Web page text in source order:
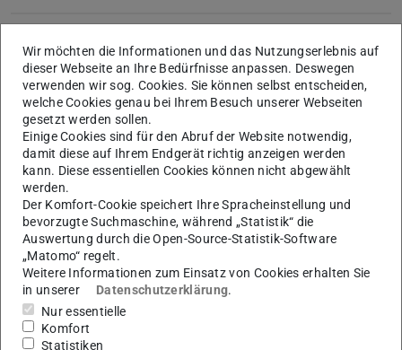
Ausleihberechtigung
Bücher verlängern
Initialpasswort für Athene-Karten
Initialpasswort für ULB-Karten
ULB-Karte
Verlust des Bibliotheksausweises
Verlängerung der Leihfrist
Wir möchten die Informationen und das Nutzungserlebnis auf
dieser Webseite an Ihre Bedürfnisse anpassen. Deswegen
verwenden wir sog. Cookies. Sie können selbst entscheiden,
welche Cookies genau bei Ihrem Besuch unserer Webseiten
gesetzt werden sollen.
Einige Cookies sind für den Abruf der Website notwendig,
damit diese auf Ihrem Endgerät richtig anzeigen werden
kann. Diese essentiellen Cookies können nicht abgewählt
werden.
Der Komfort-Cookie speichert Ihre Spracheinstellung und
bevorzugte Suchmaschine, während „Statistik“ die
Auswertung durch die Open-Source-Statistik-Software
„Matomo“ regelt.
Weitere Informationen zum Einsatz von Cookies erhalten Sie
in unserer
Datenschutzerklärung.
Nur essentielle
Komfort
Statistiken